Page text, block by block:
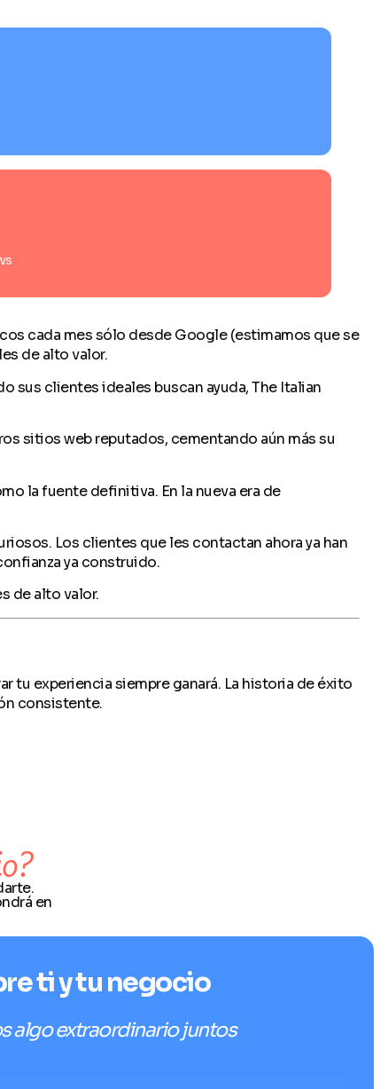
cada mes sólo desde Google (estimamos que se
de alto valor.
sus clientes ideales buscan ayuda, The Italian
sitios web reputados, cementando aún más su
la fuente definitiva. En la nueva era de
Los clientes que les contactan ahora ya han
ya construido.
de alto valor.
tu experiencia siempre ganará. La historia de éxito
consistente.
en
ti y tu negocio
algo extraordinario juntos